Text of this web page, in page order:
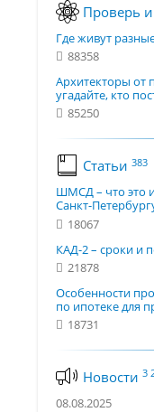
Проверь
Где живут
88358
Архитекторы от
угадайте, кто
85250
Статьи 383
ШМСД – что это
Санкт-
18067
КАД-2 – сроки и
21878
Особенности
по ипотеке для
18731
Новости 3
08.08.2025